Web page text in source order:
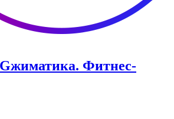
Фитнес-